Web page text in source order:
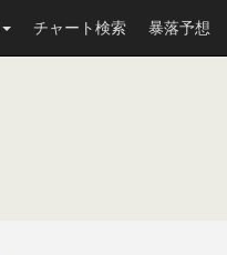
チャート検索 暴落予想